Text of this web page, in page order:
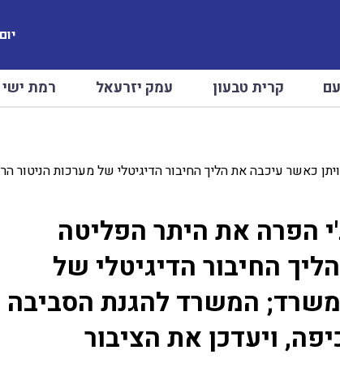
יום
קרית טבעון עמק יזרעאל רמת ישי
כאשר עיכבה את הליך החיבור הדיגיטלי של מערכות
הפרה את היתר הפליטה
החיבור הדיגיטלי של
המשרד להגנת הסביבה
ויעדכן את הציבור